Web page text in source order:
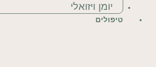
יומן ויזואלי
טיפולים